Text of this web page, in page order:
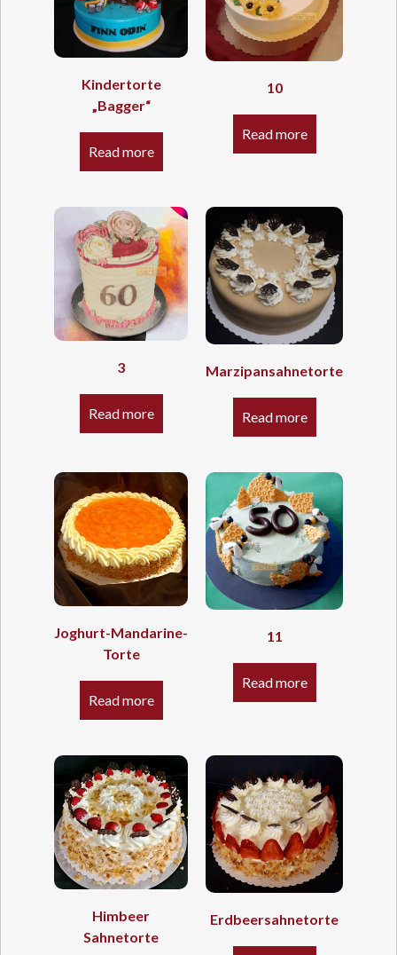
Kindertorte
„Bagger“
Read more
10
Read more
3
Read more
Marzipansahnetorte
Read more
Joghurt-Mandarine-
Torte
Read more
11
Read more
Himbeer
Sahnetorte
Erdbeersahnetorte